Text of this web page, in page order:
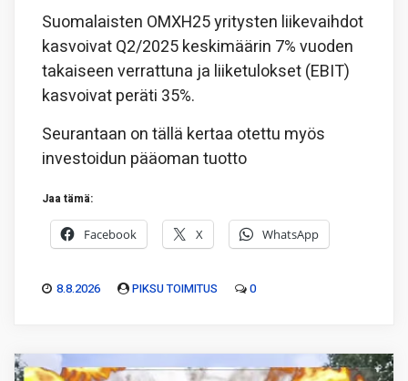
Suomalaisten OMXH25 yritysten liikevaihdot
kasvoivat Q2/2025 keskimäärin 7% vuoden
takaiseen verrattuna ja liiketulokset (EBIT)
kasvoivat peräti 35%.
Seurantaan on tällä kertaa otettu myös
investoidun pääoman tuotto
Jaa tämä:
Facebook X WhatsApp
8.8.2026 PIKSU TOIMITUS 0